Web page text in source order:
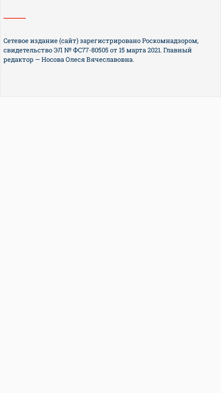
Сетевое издание (сайт) зарегистрировано Роскомнадзором,
свидетельство ЭЛ № ФС77-80505 от 15 марта 2021. Главный
редактор — Носова Олеся Вячеславовна.